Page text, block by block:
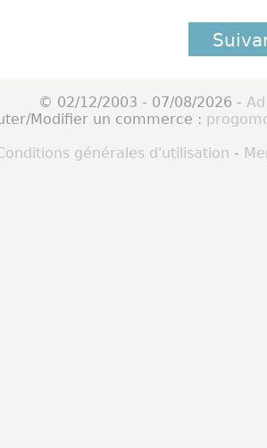
© 02/12/2003 - 07/08/2026 -
Modifier un commerce :
générales d'utilisation -